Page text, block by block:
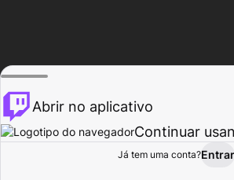
Procurar Atividade
Abrir no aplicativo
Continuar
Já tem uma conta?Entrar